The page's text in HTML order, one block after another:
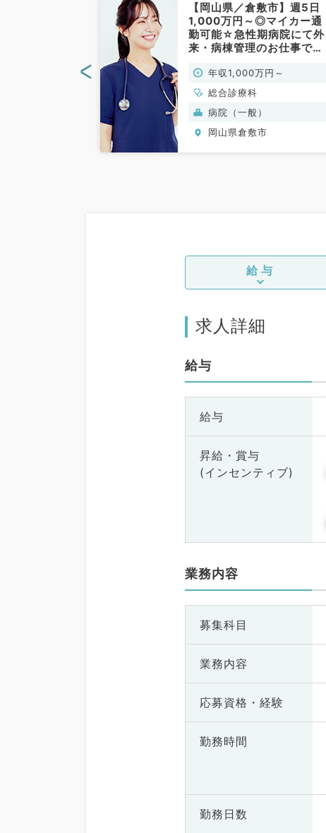
【岡山県／倉敷市】週5日
1,000万円～◎マイカー通
勤可能☆急性期病院にて外
来・病棟管理のお仕事です
年収1,000万円～
総合診療科
病院（一般）
岡山県倉敷市
<
給与
求人詳細
給与
給与
昇給・賞与
(インセンティブ)
業務内容
募集科目
業務内容
応募資格・ 経験
勤務時間
勤務日数